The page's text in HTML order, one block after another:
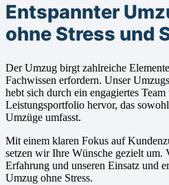
Entspannter
ohne Stress und
Der Umzug birgt zahlreiche
Fachwissen erfordern. Unser
hebt sich durch ein engagiertes
Leistungsportfolio hervor, das
Umzüge umfasst.
Mit einem klaren Fokus auf
setzen wir Ihre Wünsche gezielt um.
Erfahrung und unseren Einsatz und
Umzug ohne Stress.